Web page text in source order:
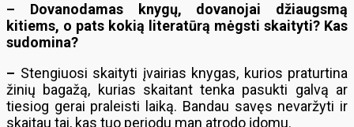
– Dovanodamas knygų, dovanojai džiaugsmą
kitiems, o pats kokią literatūrą mėgsti skaityti? Kas
sudomina?
– Stengiuosi skaityti įvairias knygas, kurios praturtina
žinių bagažą, kurias skaitant tenka pasukti galvą ar
tiesiog gerai praleisti laiką. Bandau savęs nevaržyti ir
skaitau tai, kas tuo periodu man atrodo įdomu.